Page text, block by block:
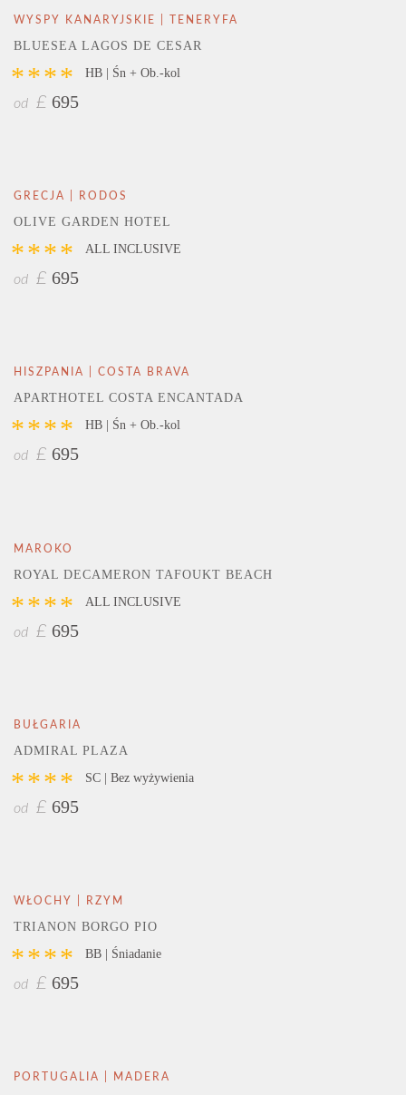
WYSPY KANARYJSKIE | TENERYFA
BLUESEA LAGOS DE CESAR
**** HB | Śn + Ob.-kol
od £ 695
GRECJA | RODOS
OLIVE GARDEN HOTEL
**** ALL INCLUSIVE
od £ 695
HISZPANIA | COSTA BRAVA
APARTHOTEL COSTA ENCANTADA
**** HB | Śn + Ob.-kol
od £ 695
MAROKO
ROYAL DECAMERON TAFOUKT BEACH
**** ALL INCLUSIVE
od £ 695
BUŁGARIA
ADMIRAL PLAZA
**** SC | Bez wyżywienia
od £ 695
WŁOCHY | RZYM
TRIANON BORGO PIO
**** BB | Śniadanie
od £ 695
PORTUGALIA | MADERA